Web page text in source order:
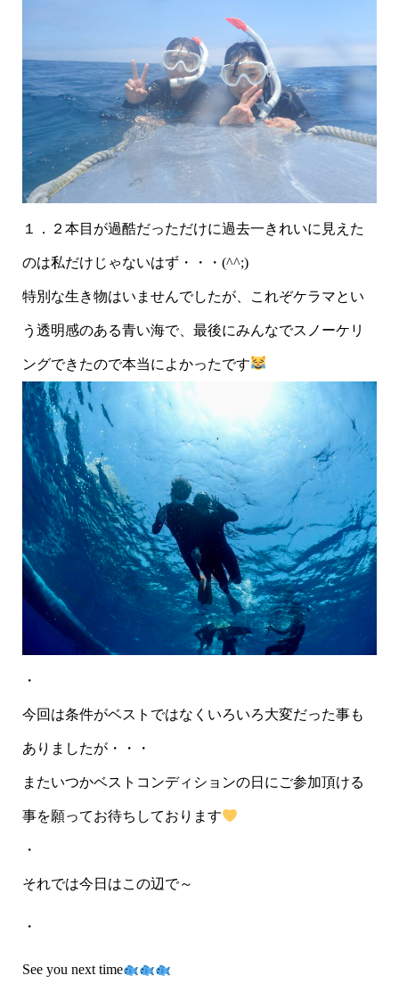
１．２本目が過酷だっただけに過去一きれいに見えた
のは私だけじゃないはず・・・(^^;)
特別な生き物はいませんでしたが、これぞケラマとい
う透明感のある青い海で、最後にみんなでスノーケリ
ングできたので本当によかったです
・
今回は条件がベストではなくいろいろ大変だった事も
ありましたが・・・
またいつかベストコンディションの日にご参加頂ける
事を願ってお待ちしております
・
それでは今日はこの辺で～
・
See you next time